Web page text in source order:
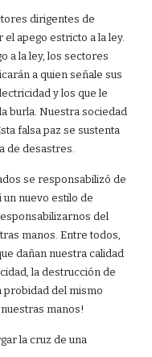
dirigentes de
apego estricto a la ley.
a la ley, los sectores
a quien señale sus
y los que le
burla. Nuestra sociedad
falsa paz se sustenta
de desastres.
se responsabilizó de
un nuevo estilo de
del
manos. Entre todos,
dañan nuestra calidad
la destrucción de
probidad del mismo
manos!
la cruz de una